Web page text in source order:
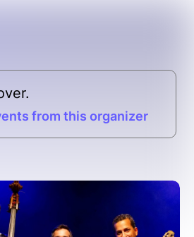
from this organizer